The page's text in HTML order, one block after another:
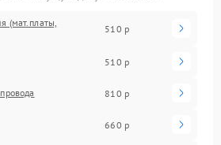
(мат.платы,
510 р
510 р
810 р
660 р